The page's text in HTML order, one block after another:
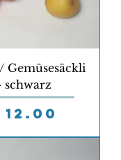
Gemüsesäckli
schwarz
12.00